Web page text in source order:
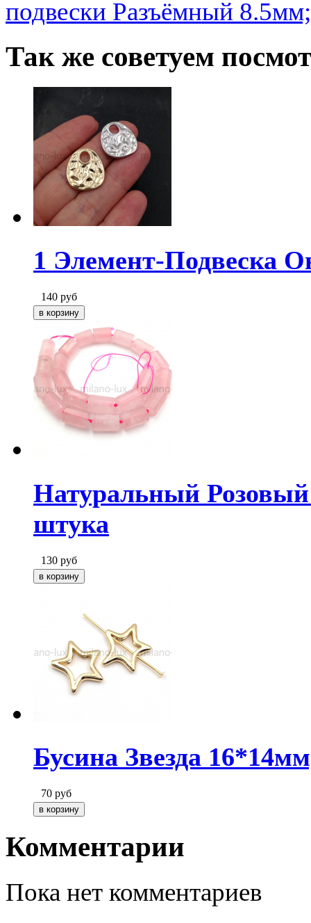
подвески Разъёмный
Так же советуем
1 Элемент-Подвеска
140 руб
Натуральный
штука
130 руб
Бусина Звезда
70 руб
Комментарии
Пока нет комментариев